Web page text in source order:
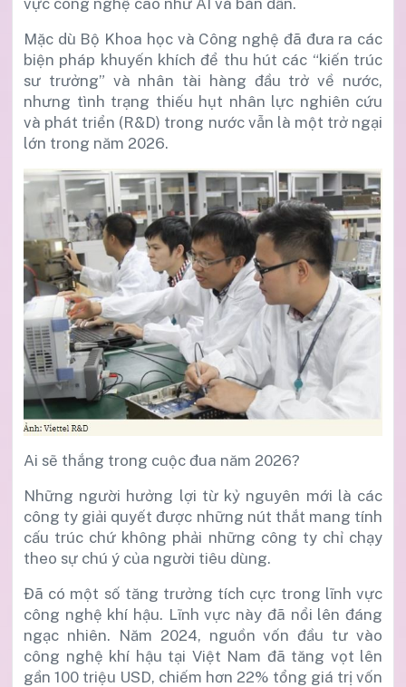
Mặc dù Bộ Khoa học và Công nghệ đã đưa ra các
biện pháp khuyến khích để thu hút các “kiến trúc
sư trưởng” và nhân tài hàng đầu trở về nước,
nhưng tình trạng thiếu hụt nhân lực nghiên cứu
và phát triển (R&D) trong nước vẫn là một trở ngại
lớn trong năm 2026.
Ai sẽ thắng trong cuộc đua năm 2026?
Những người hưởng lợi từ kỷ nguyên mới là các
công ty giải quyết được những nút thắt mang tính
cấu trúc chứ không phải những công ty chỉ chạy
theo sự chú ý của người tiêu dùng.
Đã có một số tăng trưởng tích cực trong lĩnh vực
công nghệ khí hậu. Lĩnh vực này đã nổi lên đáng
ngạc nhiên. Năm 2024, nguồn vốn đầu tư vào
công nghệ khí hậu tại Việt Nam đã tăng vọt lên
gần 100 triệu USD, chiếm hơn 22% tổng giá trị vốn